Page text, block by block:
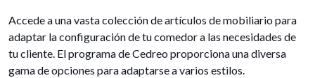
Accede a una vasta colección de artículos de mobiliario para
adaptar la configuración de tu comedor a las necesidades de
tu cliente. El programa de Cedreo proporciona una diversa
gama de opciones para adaptarse a varios estilos.